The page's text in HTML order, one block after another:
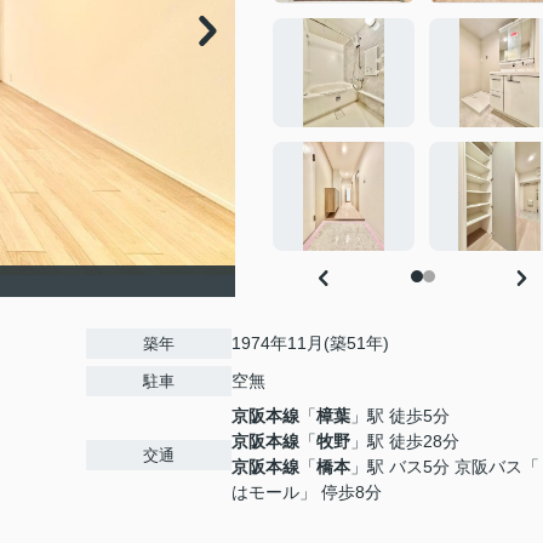
築年 1974年11月(築51年)
駐車 空無
交通
京阪本線 「樟葉 」駅 徒歩5分
京阪本線 「牧野 」駅 徒歩28分
京阪本線 「橋本 」駅 バス5分 京阪バス
はモール」 停歩8分